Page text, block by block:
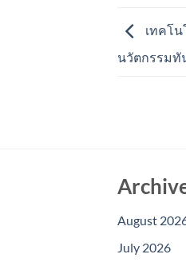
เทคโ
นวัตกรรมทั
August
July 2026